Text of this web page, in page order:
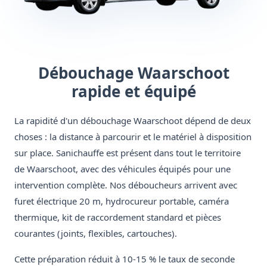
Débouchage Waarschoot
rapide et équipé
La rapidité d'un débouchage Waarschoot dépend de deux
choses : la distance à parcourir et le matériel à disposition
sur place. Sanichauffe est présent dans tout le territoire
de Waarschoot, avec des véhicules équipés pour une
intervention complète. Nos déboucheurs arrivent avec
furet électrique 20 m, hydrocureur portable, caméra
thermique, kit de raccordement standard et pièces
courantes (joints, flexibles, cartouches).
Cette préparation réduit à 10-15 % le taux de seconde